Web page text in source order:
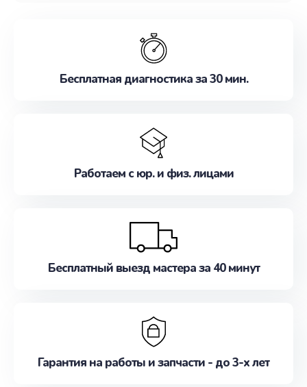
Бесплатная диагностика за 30 мин.
Работаем с юр. и физ. лицами
Бесплатный выезд мастера за 40 минут
Гарантия на работы и запчасти - до 3-х лет